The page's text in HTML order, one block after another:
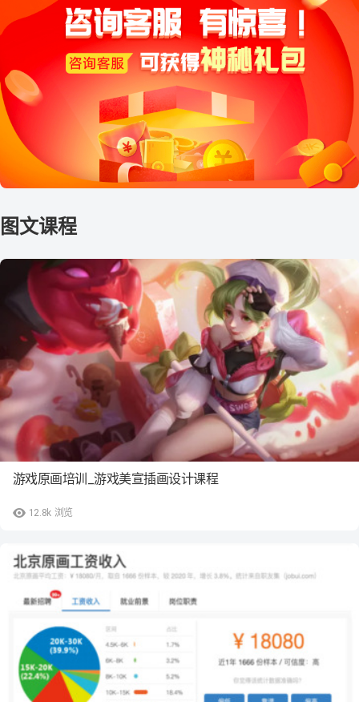
12.8k 浏览
游戏原画培训_游戏美宣插画设计课程